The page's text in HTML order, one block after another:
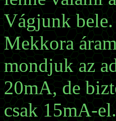
Vágjunk
Mekkora
mondjuk az
20mA, de
csak 15mA-